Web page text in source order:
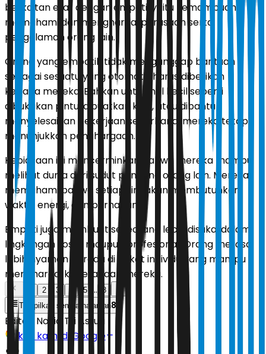
berkaitan erat dengan empati, yaitu kemampuan
memahami dan menghargai perasaan serta
pengalaman orang lain.
Orang yang empatik tidak menganggap bantuan
sebagai sesuatu yang otomatis harus diberikan
kepada mereka. Bahkan untuk hal kecil seperti
dibukakan pintu, dibuatkan kopi, atau dibantu
menyelesaikan pekerjaan sederhana, mereka tetap
menunjukkan penghargaan.
Kebiasaan ini mencerminkan bahwa mereka mampu
melihat dunia dari sudut pandang orang lain. Mereka
memahami bahwa setiap tindakan membutuhkan
waktu, energi, dan perhatian.
Empati juga membuat seseorang lebih disukai dalam
lingkungan sosial maupun profesional. Orang merasa
lebih nyaman berada di dekat individu yang mampu
menghargai keberadaan mereka.
2 3 5 ...
8
Tampilkan semua halaman8
Editor: Novia Tri Astuti
Ikuti kami di Google